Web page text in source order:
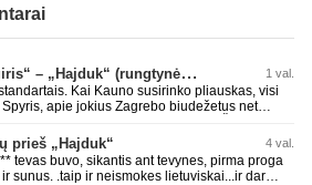
Konferencijų lyga: „Žalgiris“ – „Hajduk“ (rungtynės tiesiogiai) 1 val.
Kai Kauno susirinko pliauskas, visi
apie jokius Zagrebo biudežetus net
prieš „Hajduk“ 4 val.
tevas buvo, sikantis ant tevynes, pirma proga
sunus. .taip ir neismokes lietuviskai...ir dar